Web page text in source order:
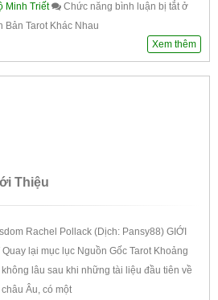
Minh Triết Chức năng bình luận bị tắtở
Bản Tarot Khác Nhau
Xem thêm
Thiệu
Rachel Pollack (Dịch: Pansy88) GIỚI
lại mục lục Nguồn Gốc Tarot Khoảng
lâu sau khi những tài liệu đầu tiên về
Âu, có một